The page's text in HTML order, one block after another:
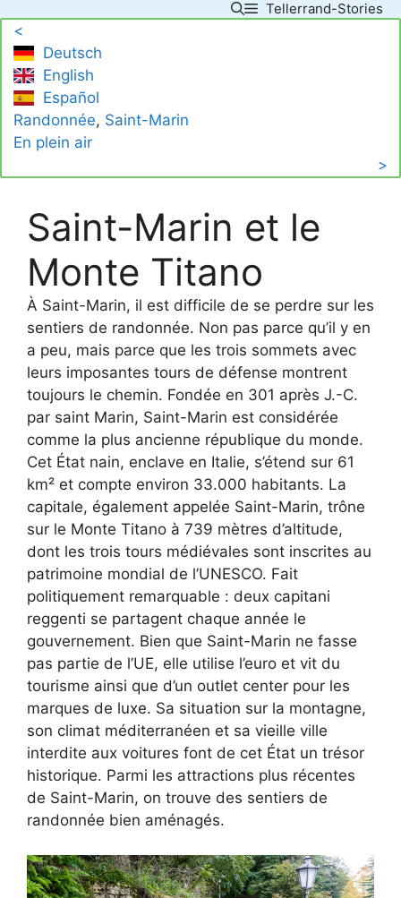
content
Tellerrand-Stories
<
Deutsch
English
Español
Randonnée, Saint-Marin
En plein air
>
Saint-Marin et le
Monte Titano
À Saint-Marin, il est difficile de se perdre sur les
sentiers de randonnée. Non pas parce qu’il y en
a peu, mais parce que les trois sommets avec
leurs imposantes tours de défense montrent
toujours le chemin. Fondée en 301 après J.-C.
par saint Marin, Saint-Marin est considérée
comme la plus ancienne république du monde.
Cet État nain, enclave en Italie, s’étend sur 61
km² et compte environ 33.000 habitants. La
capitale, également appelée Saint-Marin, trône
sur le Monte Titano à 739 mètres d’altitude,
dont les trois tours médiévales sont inscrites au
patrimoine mondial de l’UNESCO. Fait
politiquement remarquable : deux capitani
reggenti se partagent chaque année le
gouvernement. Bien que Saint-Marin ne fasse
pas partie de l’UE, elle utilise l’euro et vit du
tourisme ainsi que d’un outlet center pour les
marques de luxe. Sa situation sur la montagne,
son climat méditerranéen et sa vieille ville
interdite aux voitures font de cet État un trésor
historique. Parmi les attractions plus récentes
de Saint-Marin, on trouve des sentiers de
randonnée bien aménagés.